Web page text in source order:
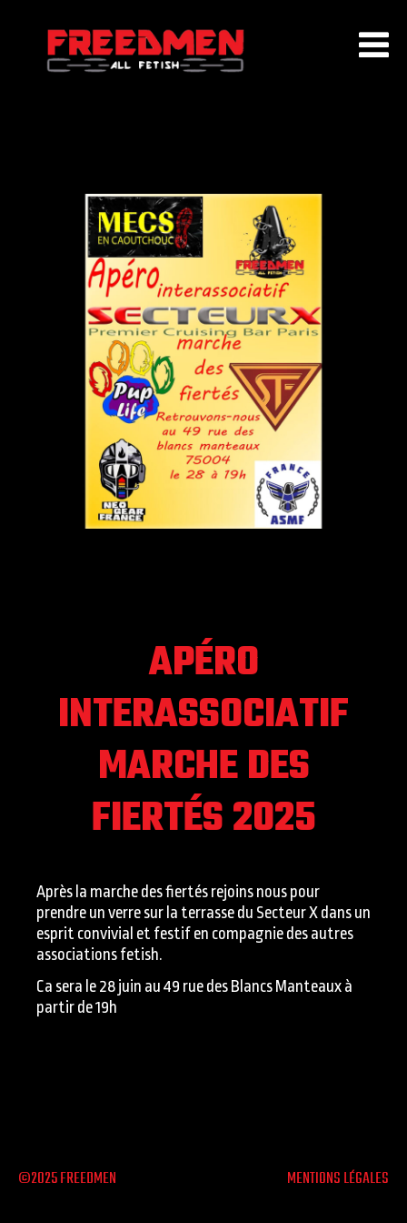
EVENEMENTS
AGENDA
ADHÉSION
PARTENAIRES
CONTACT
APÉRO
INTERASSOCIATIF
MARCHE DES
FIERTÉS 2025
Après la marche des fiertés rejoins nous pour
prendre un verre sur la terrasse du Secteur X dans un
esprit convivial et festif en compagnie des autres
associations fetish.
Ca sera le 28 juin au 49 rue des Blancs Manteaux à
partir de 19h
©2025 FREEDMEN MENTIONS LÉGALES